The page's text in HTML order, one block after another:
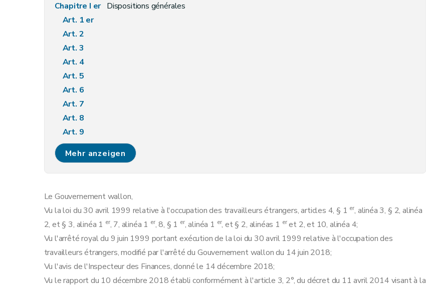
Chapitre I er Dispositions générales
Art. 1 er
Art. 2
Art. 3
Art. 4
Art. 5
Art. 6
Art. 7
Art. 8
Art. 9
Art. 10
Art. 11
Art. 14
Chapitre II
Dispenses d'admission au travail et admissions spécifiques au travail
Art. 15
Art. 16
Chapitre III Catégories particulières de travailleurs
Section 1 re Les personnes hautement qualifiées en demande d'une carte bleue européenne
Mehr anzeigen
Le Gouvernement wallon,
Vu la loi du 30 avril 1999 relative à l'occupation des travailleurs étrangers, articles 4, § 1 er, alinéa 3, § 2, alinéa
2, et § 3, alinéa 1 er, 7, alinéa 1 er, 8, § 1 er, alinéa 1 er, et § 2, alinéas 1 eret 2, et 10, alinéa 4;
Vu l'arrêté royal du 9 juin 1999 portant exécution de la loi du 30 avril 1999 relative à l'occupation des
travailleurs étrangers, modifié par l'arrêté du Gouvernement wallon du 14 juin 2018;
Vu l'avis de l'Inspecteur des Finances, donné le 14 décembre 2018;
Vu le rapport du 10 décembre 2018 établi conformément à l'article 3, 2°, du décret du 11 avril 2014 visant à la